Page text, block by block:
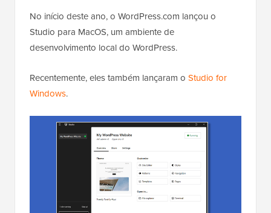
No início deste ano, o WordPress.com lançou o
Studio para MacOS, um ambiente de
desenvolvimento local do WordPress.
Recentemente, eles também lançaram o Studio for
Windows.